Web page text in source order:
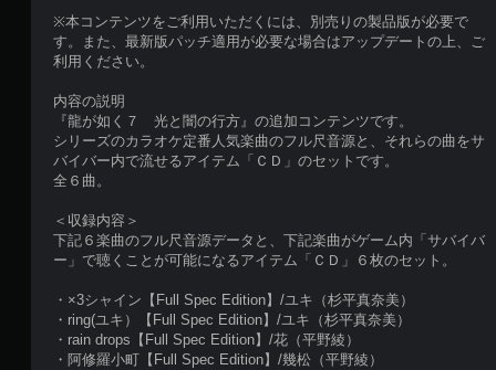
※本コンテンツをご利用いただくには、別売りの製品版が必要で
す。また、最新版パッチ適用が必要な場合はアップデートの上、ご
利用ください。
内容の説明
『龍が如く７ 光と闇の行方』の追加コンテンツです。
シリーズのカラオケ定番人気楽曲のフル尺音源と、それらの曲をサ
バイバー内で流せるアイテム「ＣＤ」のセットです。
全６曲。
＜収録内容＞
下記６楽曲のフル尺音源データと、下記楽曲がゲーム内「サバイバ
ー」で聴くことが可能になるアイテム「ＣＤ」６枚のセット。
・×3シャイン【Full Spec Edition】/ユキ（杉平真奈美）
・ring(ユキ）【Full Spec Edition】/ユキ（杉平真奈美）
・rain drops【Full Spec Edition】/花（平野綾）
・阿修羅小町【Full Spec Edition】/幾松（平野綾）